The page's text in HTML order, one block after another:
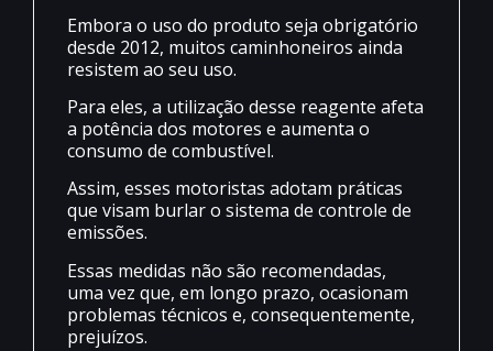
Embora o uso do produto seja obrigatório
desde 2012, muitos caminhoneiros ainda
resistem ao seu uso.
Para eles, a utilização desse reagente afeta
a potência dos motores e aumenta o
consumo de combustível.
Assim, esses motoristas adotam práticas
que visam burlar o sistema de controle de
emissões.
Essas medidas não são recomendadas,
uma vez que, em longo prazo, ocasionam
problemas técnicos e, consequentemente,
prejuízos.